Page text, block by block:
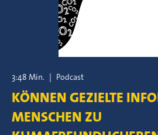
3:48 Min. | Podcast
KÖNNEN GEZIELTE
MENSCHEN ZU